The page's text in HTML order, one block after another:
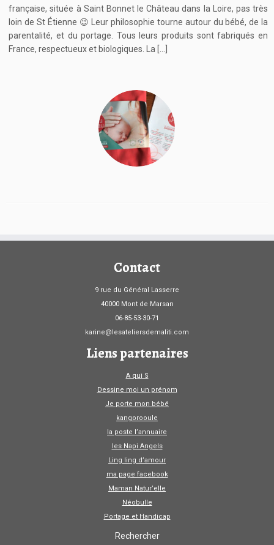
française, située à Saint Bonnet le Château dans la Loire, pas très
loin de St Étienne 😉 Leur philosophie tourne autour du bébé, de la
parentalité, et du portage. Tous leurs produits sont fabriqués en
France, respectueux et biologiques. La […]
Contact
9 rue du Général Lasserre
40000 Mont de Marsan
06-85-53-30-71
karine@lesateliersdemaliti.com
Liens partenaires
A qui S
Dessine moi un prénom
Je porte mon bébé
kangorooule
la poste l’annuaire
les Napi Angels
Ling ling d’amour
ma page facebook
Maman Natur’elle
Néobulle
Portage et Handicap
Rechercher